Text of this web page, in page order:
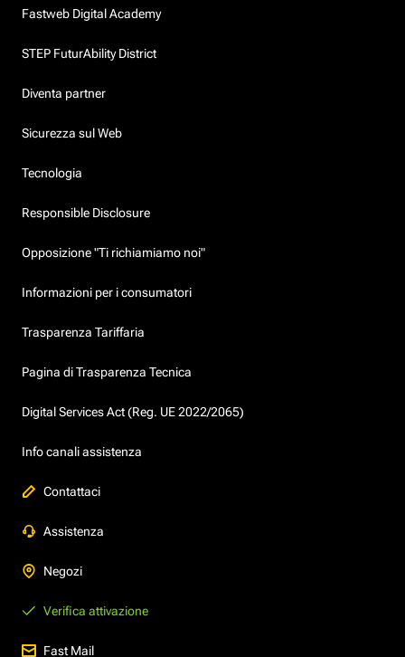
Fastweb Digital Academy
STEP FuturAbility District
Diventa partner
Sicurezza sul Web
Tecnologia
Responsible Disclosure
Opposizione "Ti richiamiamo noi"
Informazioni per i consumatori
Trasparenza Tariffaria
Pagina di Trasparenza Tecnica
Digital Services Act (Reg. UE 2022/2065)
Info canali assistenza
Contattaci
Assistenza
Negozi
Verifica attivazione
Fast Mail